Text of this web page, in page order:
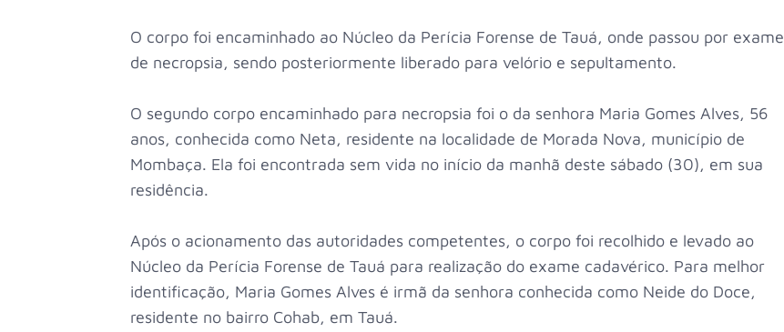
O corpo foi encaminhado ao Núcleo da Perícia Forense de Tauá, onde passou por exame
de necropsia, sendo posteriormente liberado para velório e sepultamento.
O segundo corpo encaminhado para necropsia foi o da senhora Maria Gomes Alves, 56
anos, conhecida como Neta, residente na localidade de Morada Nova, município de
Mombaça. Ela foi encontrada sem vida no início da manhã deste sábado (30), em sua
residência.
Após o acionamento das autoridades competentes, o corpo foi recolhido e levado ao
Núcleo da Perícia Forense de Tauá para realização do exame cadavérico. Para melhor
identificação, Maria Gomes Alves é irmã da senhora conhecida como Neide do Doce,
residente no bairro Cohab, em Tauá.